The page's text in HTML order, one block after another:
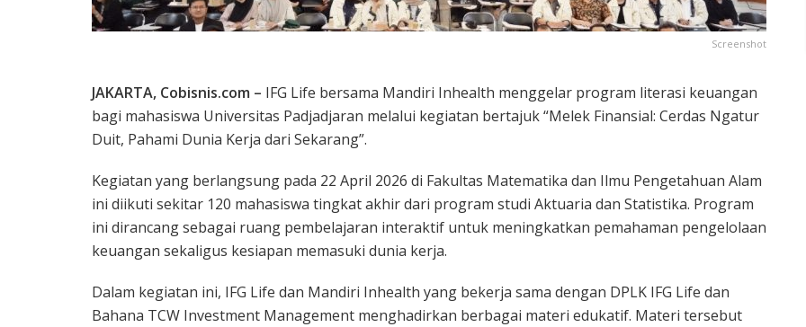
Screenshot
JAKARTA, Cobisnis.com – IFG Life bersama Mandiri Inhealth menggelar program literasi keuangan
bagi mahasiswa Universitas Padjadjaran melalui kegiatan bertajuk “Melek Finansial: Cerdas Ngatur
Duit, Pahami Dunia Kerja dari Sekarang”.
Kegiatan yang berlangsung pada 22 April 2026 di Fakultas Matematika dan Ilmu Pengetahuan Alam
ini diikuti sekitar 120 mahasiswa tingkat akhir dari program studi Aktuaria dan Statistika. Program
ini dirancang sebagai ruang pembelajaran interaktif untuk meningkatkan pemahaman pengelolaan
keuangan sekaligus kesiapan memasuki dunia kerja.
Dalam kegiatan ini, IFG Life dan Mandiri Inhealth yang bekerja sama dengan DPLK IFG Life dan
Bahana TCW Investment Management menghadirkan berbagai materi edukatif. Materi tersebut